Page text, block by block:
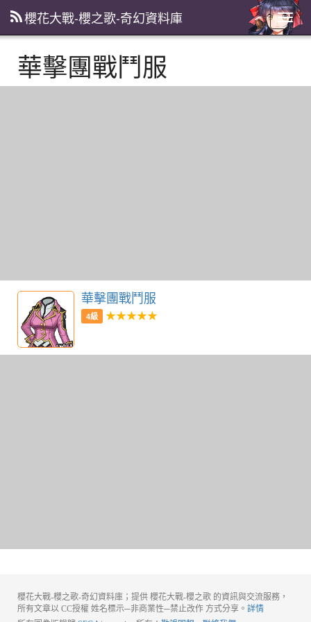
主
選
櫻花大戰-櫻之歌-奇幻資料庫
華擊團戰鬥服
華擊團戰鬥服
4級 ★★★★★
櫻花大戰-櫻之歌-奇幻資料庫；提供 櫻花大戰-櫻之歌 的資訊與交流服務，
所有文章以 CC授權 姓名標示─非商業性─禁止改作 方式分享。 詳情